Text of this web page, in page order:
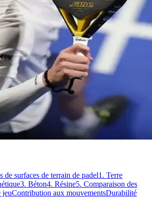
de surfaces de terrain de padel1. Terre
3. Béton4. Résine5. Comparaison des
jeuContribution aux mouvementsDurabilité